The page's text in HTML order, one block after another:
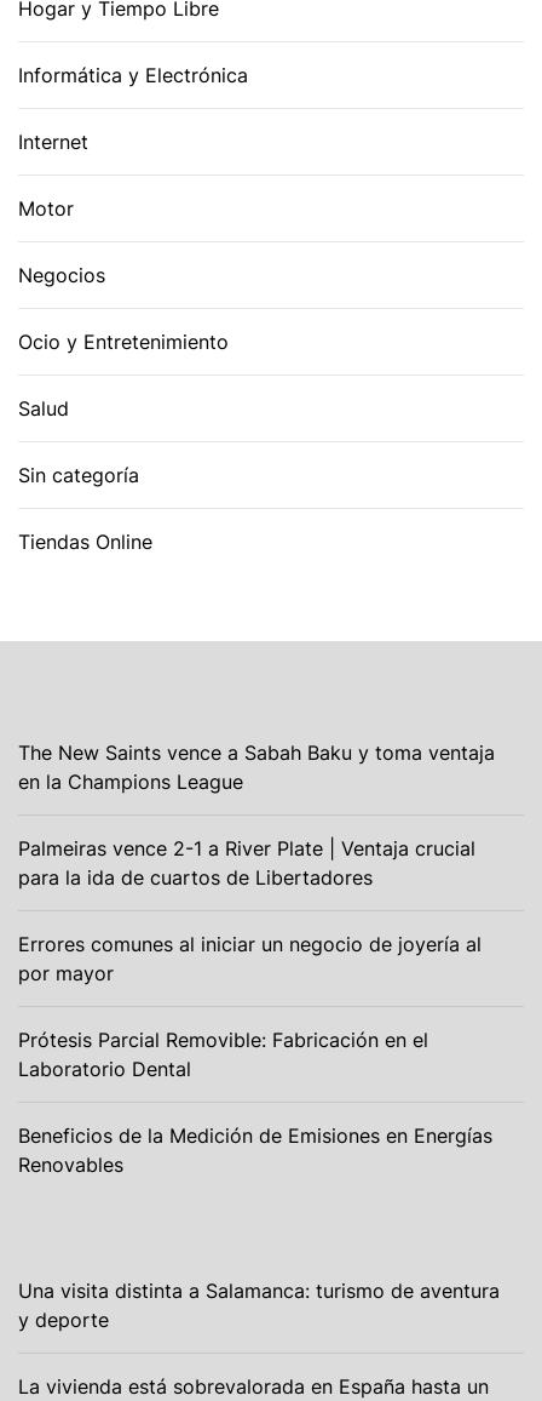
Hogar y Tiempo Libre
Informática y Electrónica
Internet
Motor
Negocios
Ocio y Entretenimiento
Salud
Sin categoría
Tiendas Online
The New Saints vence a Sabah Baku y toma ventaja
en la Champions League
Palmeiras vence 2-1 a River Plate | Ventaja crucial
para la ida de cuartos de Libertadores
Errores comunes al iniciar un negocio de joyería al
por mayor
Prótesis Parcial Removible: Fabricación en el
Laboratorio Dental
Beneficios de la Medición de Emisiones en Energías
Renovables
Una visita distinta a Salamanca: turismo de aventura
y deporte
La vivienda está sobrevalorada en España hasta un